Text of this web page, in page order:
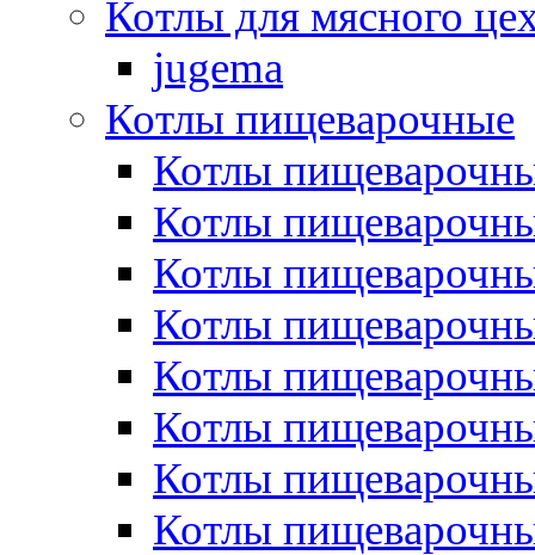
Котлы для мясного
jugema
Котлы пищеварочные
Котлы
Котлы
Котлы
Котлы
Котлы
Котлы
Котлы
Котлы